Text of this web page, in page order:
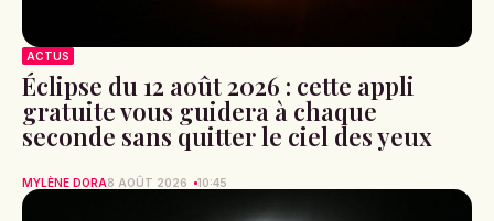
ACTUS
Éclipse du 12 août 2026 : cette appli
gratuite vous guidera à chaque
seconde sans quitter le ciel des yeux
MYLÈNE DORA8 AOÛT 2026 10:45